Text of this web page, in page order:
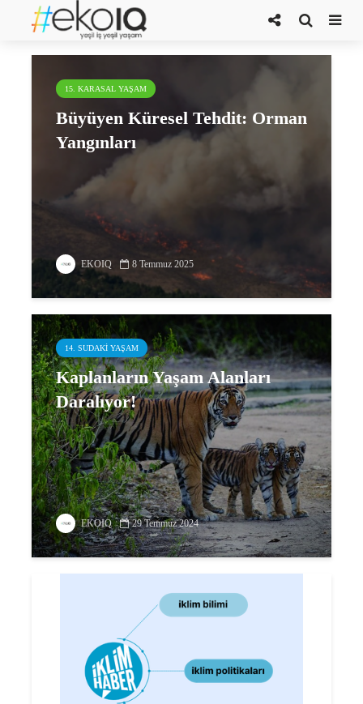
bitki örtüsü
15. KARASAL YAŞAM
Büyüyen Küresel Tehdit: Orman
Yangınları
EKOIQ 8 Temmuz 2025
14. SUDAKI YAŞAM
Kaplanların Yaşam Alanları
Daralıyor!
EKOIQ 29 Temmuz 2024